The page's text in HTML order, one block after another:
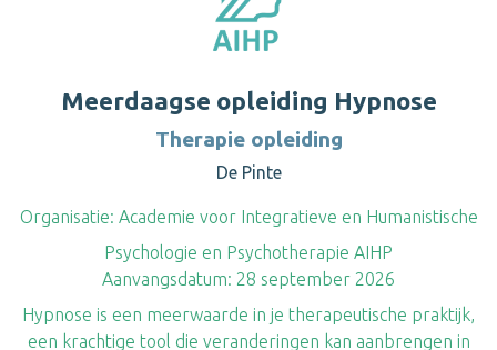
Meerdaagse opleiding Hypnose
Therapie opleiding
De Pinte
Organisatie: Academie voor Integratieve en Humanistische
Psychologie en Psychotherapie AIHP
Aanvangsdatum: 28 september 2026
Hypnose is een meerwaarde in je therapeutische praktijk,
een krachtige tool die veranderingen kan aanbrengen in